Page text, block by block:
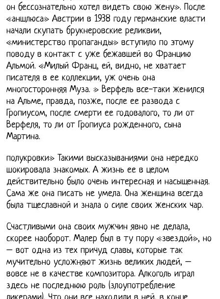
он бессознательно хотел видеть свою жену». После
«аншлюса» Австрии в 1938 году германские власти
начали скупать брукнеровские реликвии,
«министерство пропаганды» вступило по этому
поводу в контакт с уже бежавшей во Францию
Альмой. «Милый Франц, ей, видно, не хватает
писателя в ее коллекции, уж очень она
многосторонняя Муза. » Верфель все-таки женился
на Альме, правда, позже, после ее развода с
Гропиусом, после смерти ее годовалого, то ли от
Верфеля, то ли от Гропиуса рожденного, сына
Мартина.
полукровки» Такими высказываниями она нередко
шокировала знакомых. А жизнь ее в целом
действительно было очень интересная и насыщенная.
Сама же она писать не умела. Она женщина всегда
была тщеславной и знала о силе своих женских чар.
Счастливыми она своих мужчин явно не делала,
скорее наоборот. Малер был в ту пору «звездой», но
– вот одна из тех причуд славы, которые так
мучительно усложняют жизнь великих людей, –
вовсе не в качестве композитора. Алкоголь играл
здесь не последнюю роль (злоупотребление